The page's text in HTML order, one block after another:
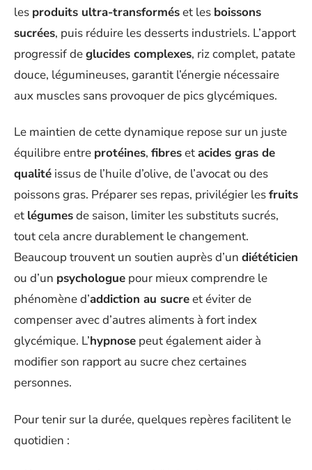
les produits ultra-transforméset les boissons
sucrées, puis réduire les desserts industriels. L’apport
progressif deglucides complexes, riz complet, patate
douce, légumineuses, garantit l’énergie nécessaire
aux muscles sans provoquer de pics glycémiques.
Le maintien de cette dynamique repose sur un juste
équilibre entre protéines, fibresetacides gras de
qualité issus de l’huile d’olive, de l’avocat ou des
poissons gras. Préparer ses repas, privilégier lesfruits
et légumesde saison, limiter les substituts sucrés,
tout cela ancre durablement le changement.
Beaucoup trouvent un soutien auprès d’un diététicien
ou d’un psychologue pour mieux comprendre le
phénomène d’addiction au sucreet éviter de
compenser avec d’autres aliments à fort index
glycémique. L’hypnose peut également aider à
modifier son rapport au sucre chez certaines
personnes.
Pour tenir sur la durée, quelques repères facilitent le
quotidien :